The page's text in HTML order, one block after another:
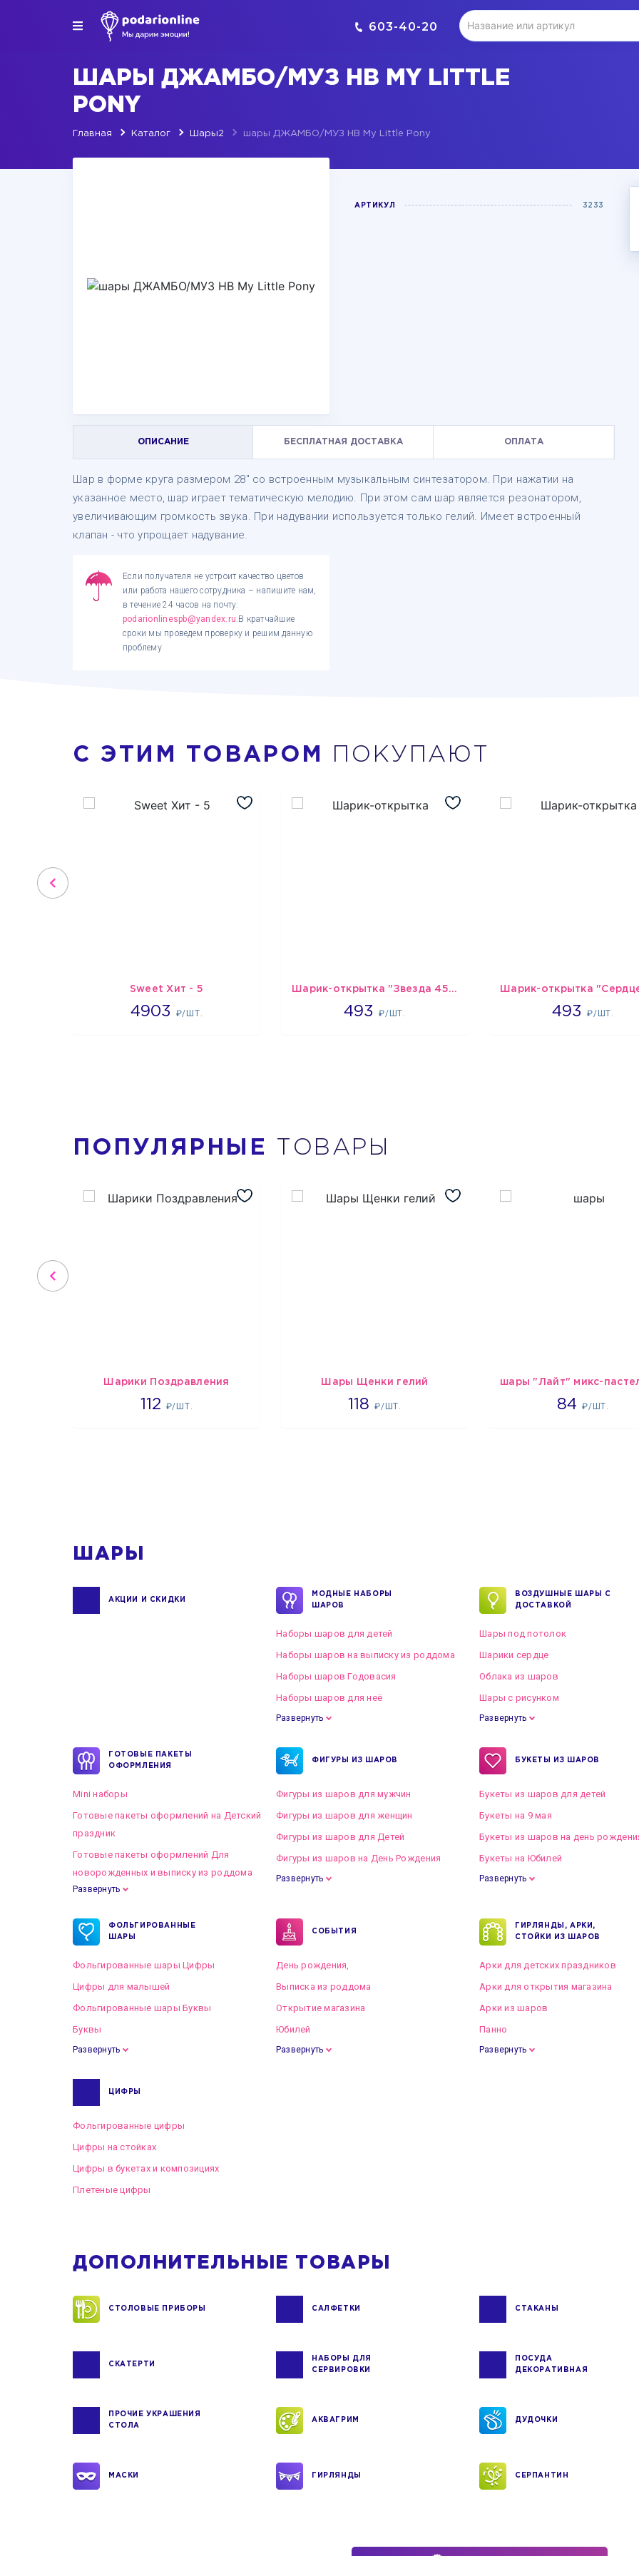
603-40-20
ШАРЫ ДЖАМБО/МУЗ HB MY LITTLE
PONY
Главная Каталог Шары2 шары ДЖАМБО/МУЗ HB My Little Pony
АРТИКУЛ 3233
ОПИСАНИЕ БЕСПЛАТНАЯ ДОСТАВКА ОПЛАТА
Шар в форме круга размером 28" со встроенным музыкальным синтезатором. При нажатии на
указанное место, шар играет тематическую мелодию. При этом сам шар является резонатором,
увеличивающим громкость звука. При надувании используется только гелий. Имеет встроенный
клапан - что упрощает надувание.
Если получателя не устроит качество цветов
или работа нашего сотрудника – напишите нам,
в течение 24 часов на почту:
podarionlinespb@yandex.ru.В кратчайшие
сроки мы проведем проверку и решим данную
проблему
С ЭТИМ ТОВАРОМ ПОКУПАЮТ
Sweet Хит - 5
4903 ₽/ШТ.
4903 Шарик-открытка "Звезда 45 см" №1
493₽/ШТ.
493
493₽/ШТ.
493
ПОПУЛЯРНЫЕ ТОВАРЫ
Шарики Поздравления
112 ₽/ШТ.
1718 Шары Щенки гелий
118₽/ШТ.
1862
84₽/ШТ.
1265
ШАРЫ
АКЦИИ И СКИДКИ
МОДНЫЕ НАБОРЫ
ШАРОВ
Наборы шаров для детей
Наборы шаров на выписку из роддома
Наборы шаров Годовасия
Наборы шаров для неё
Развернуть
ВОЗДУШНЫЕ ШАРЫ С
ДОСТАВКОЙ
Шары под потолок
Шарики сердце
Облака из шаров
Шары с рисунком
Развернуть
ГОТОВЫЕ ПАКЕТЫ
ОФОРМЛЕНИЯ
Mini наборы
Готовые пакеты оформлений на Детский
праздник
Готовые пакеты оформлений Для
новорожденных и выписку из роддома
Готовые пакеты оформлений на Свадьбу
Развернуть
ФИГУРЫ ИЗ ШАРОВ
Фигуры из шаров для мужчин
Фигуры из шаров для женщин
Фигуры из шаров для Детей
Фигуры из шаров на День Рождения
Развернуть
БУКЕТЫ ИЗ ШАРОВ
Букеты из шаров для детей
Букеты на 9 мая
Букеты из шаров на день
Букеты на Юбилей
Развернуть
ФОЛЬГИРОВАННЫЕ
ШАРЫ
Фольгированные шары Цифры
Цифры для малышей
Фольгированные шары Буквы
Буквы
Развернуть
СОБЫТИЯ
День рождения,
Выписка из роддома
Открытие магазина
Юбилей
Развернуть
ГИРЛЯНДЫ, АРКИ,
СТОЙКИ ИЗ ШАРОВ
Арки для детских праздников
Арки для открытия магазина
Арки из шаров
Панно
Развернуть
ЦИФРЫ
Фольгированные цифры
Цифры на стойках
Цифры в букетах и композициях
Плетеные цифры
ДОПОЛНИТЕЛЬНЫЕ ТОВАРЫ
СТОЛОВЫЕ ПРИБОРЫ САЛФЕТКИ СТАКАНЫ
СКАТЕРТИ
НАБОРЫ ДЛЯ
СЕРВИРОВКИ
ПОСУДА
ДЕКОРАТИВНАЯ
ПРОЧИЕ УКРАШЕНИЯ
СТОЛА
АКВАГРИМ ДУДОЧКИ
МАСКИ ГИРЛЯНДЫ СЕРПАНТИН